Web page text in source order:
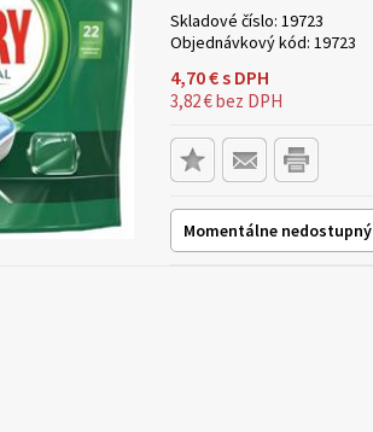
Skladové číslo: 19723
Objednávkový kód: 19723
4,70€s DPH
3,82€bez DPH
Momentálne nedostupný